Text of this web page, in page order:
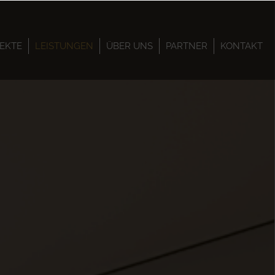
LEISTUNGEN ÜBER UNS PARTNER KONTAKT